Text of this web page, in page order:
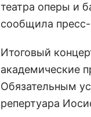
театра оперы и
сообщила
Итоговый
академические
Обязательным
репертуара